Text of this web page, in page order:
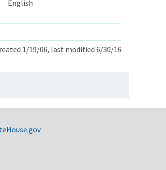
English
1/19/06, last modified 6/30/16